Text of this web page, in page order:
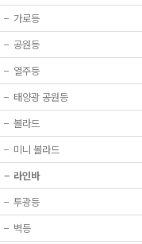
− 가로등
− 공원등
− 열주등
− 태양광 공원등
− 볼라드
− 미니 볼라드
− 라인바
− 투광등
− 벽등